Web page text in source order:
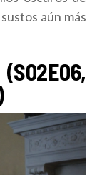
aún más